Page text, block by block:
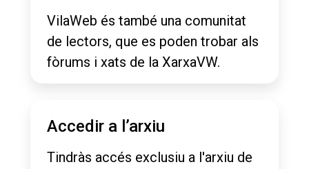
VilaWeb és també una comunitat
de lectors, que es poden trobar als
fòrums i xats de la XarxaVW.
Accedir a l’arxiu
Tindràs accés exclusiu a l'arxiu de